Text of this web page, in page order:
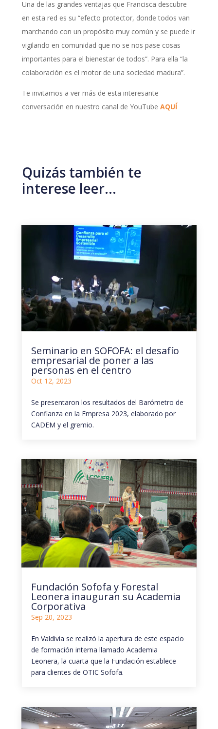
Una de las grandes ventajas que Francisca descubre
en esta red es su “efecto protector, donde todos van
marchando con un propósito muy común y se puede ir
vigilando en comunidad que no se nos pase cosas
importantes para el bienestar de todos”. Para ella “la
colaboración es el motor de una sociedad madura”.
Te invitamos a ver más de esta interesante
conversación en nuestro canal de YouTube AQUÍ
Quizás también te
interese leer…
Seminario en SOFOFA: el desafío
empresarial de poner a las
personas en el centro
Oct 12, 2023
Se presentaron los resultados del Barómetro de
Confianza en la Empresa 2023, elaborado por
CADEM y el gremio.
Fundación Sofofa y Forestal
Leonera inauguran su Academia
Corporativa
Sep 20, 2023
En Valdivia se realizó la apertura de este espacio
de formación interna llamado Academia
Leonera, la cuarta que la Fundación establece
para clientes de OTIC Sofofa.